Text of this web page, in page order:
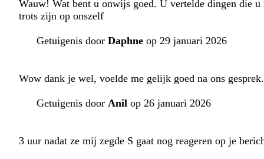
Wauw! Wat bent u onwijs goed. U vertelde dingen die
trots zijn op onszelf
Getuigenis door Daphne op 29 januari 2026
Wow dank je wel, voelde me gelijk goed na ons gesprek.
Getuigenis door Anil op 26 januari 2026
3 uur nadat ze mij zegde S gaat nog reageren op je